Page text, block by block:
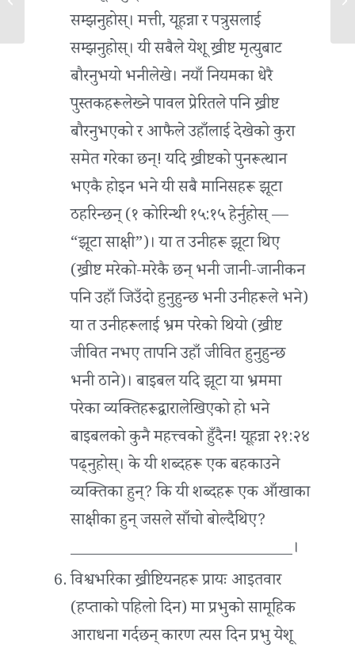
सम्झनुहोस्। मत्ती, यूहन्ना र पत्रुसलाई
सम्झनुहोस्। यी सबैले येशू ख्रीष्ट मृत्युबाट
बौरनुभयो भनीलेखे। नयाँ नियमका धेरै
पुस्तकहरूलेख्‍ने पावल प्रेरितले पनि ख्रीष्ट
बौरनुभएको र आफैले उहाँलाई देखेको कुरा
समेत गरेका छन्! यदि ख्रीष्टको पुनरूत्थान
भएकै होइन भने यी सबै मानिसहरू झूटा
ठहरिन्छन् (१ कोरिन्थी १५:१५ हेर्नुहोस् —
“झूटा साक्षी”)। या त उनीहरू झूटा थिए
(ख्रीष्ट मरेको-मरेकै छन् भनी जानी-जानीकन
पनि उहाँ जिउँदो हुनुहुन्छ भनी उनीहरूले भने)
या त उनीहरूलाई भ्रम परेको थियो (ख्रीष्ट
जीवित नभए तापनि उहाँ जीवित हुनुहुन्छ
भनी ठाने)। बाइबल यदि झूटा या भ्रममा
परेका व्यक्तिहरूद्वारालेखिएको हो भने
बाइबलको कुनै महत्त्वको हुँदैन! यूहन्ना २१:२४
पढ्नुहोस्। के यी शब्दहरू एक बहकाउने
व्यक्तिका हुन्? कि यी शब्दहरू एक आँखाका
साक्षीका हुन् जसले साँचो बोल्दैथिए?
____________________________।
विश्वभरिका ख्रीष्टियनहरू प्रायः आइतवार
(हप्‍ताको पहिलो दिन) मा प्रभुको सामूहिक
आराधना गर्दछन् कारण त्यस दिन प्रभु येशू